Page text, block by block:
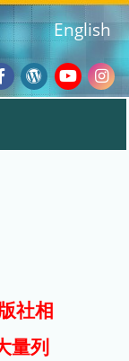
Wordpress
English
社相
量列